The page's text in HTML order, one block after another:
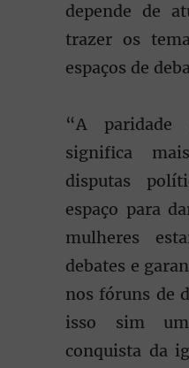
depende de
trazer os
espaços de
“A
significa
disputas
espaço para
mulheres
debates e
nos fóruns de
isso sim
conquista da